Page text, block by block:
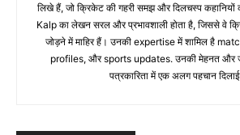
लिखे हैं, जो क्रिकेट की गहरी समझ और दिलचस्प कहानियों
Kalp का लेखन सरल और प्रभावशाली होता है, जिससे वे
जोड़ने में माहिर हैं। उनकी expertise में शामिल है
profiles, और sports updates. उनकी मेहनत और
पत्रकारिता में एक अलग पहचान